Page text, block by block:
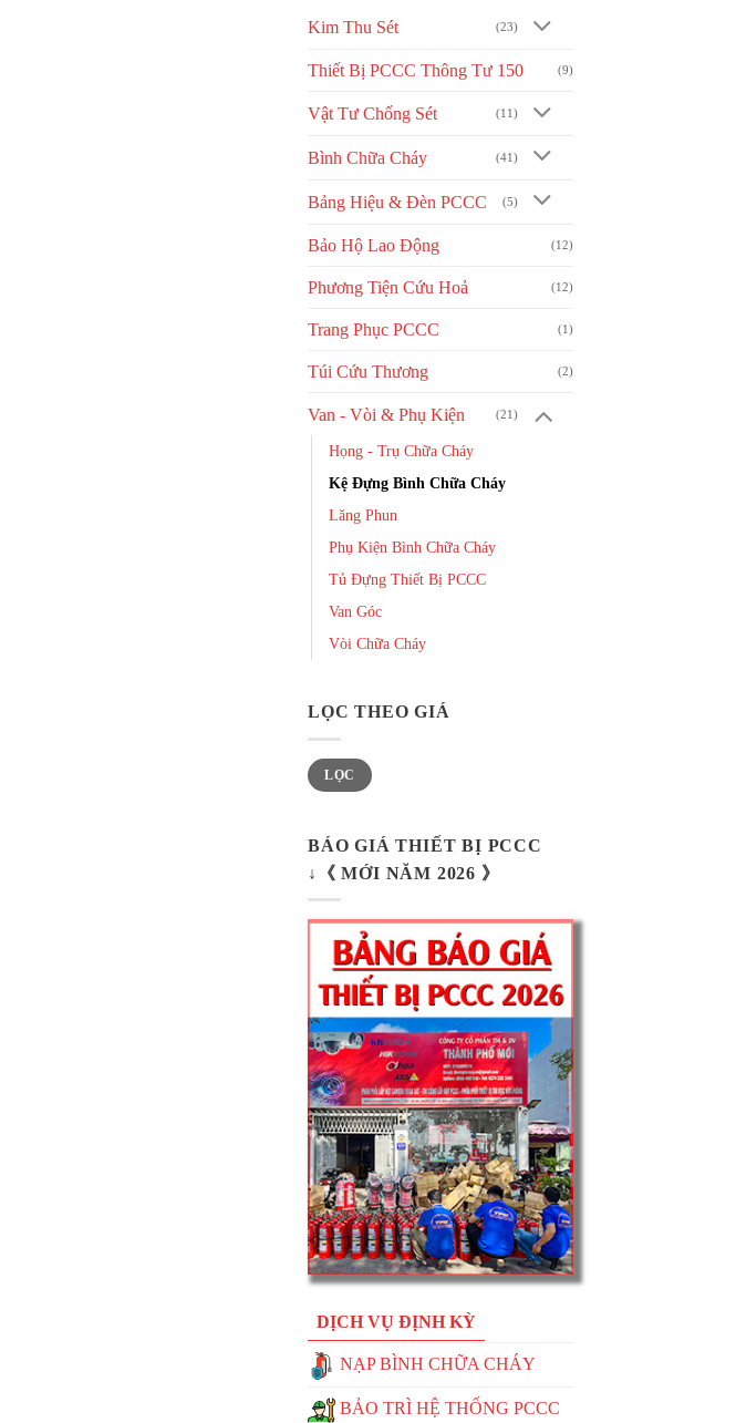
biến
Kim Thu Sét (23)
Thiết Bị PCCC Thông Tư 150 (9)
Vật Tư Chống Sét (11)
Bình Chữa Cháy (41)
Bảng Hiệu & Đèn PCCC (5)
Bảo Hộ Lao Động (12)
Phương Tiện Cứu Hoả (12)
Trang Phục PCCC (1)
Túi Cứu Thương (2)
Van - Vòi & Phụ Kiện (21)
Họng - Trụ Chữa Cháy
Kệ Đựng Bình Chữa Cháy
Lăng Phun
Phụ Kiện Bình Chữa Cháy
Tủ Đựng Thiết Bị PCCC
Van Góc
Vòi Chữa Cháy
LỌC THEO GIÁ
Giá
thấp
nhất
Giá
cao
nhất
LỌC
BÁO GIÁ THIẾT BỊ PCCC
↓《 MỚI NĂM 2026 》
DỊCH VỤ ĐỊNH KỲ
NẠP BÌNH CHỮA CHÁY
BẢO TRÌ HỆ THỐNG PCCC